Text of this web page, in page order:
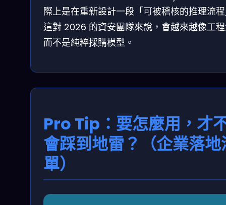
際上是在重新設計一段「可被稽核的推理流
這對 2026 的資安團隊來說，會越來越像工
而不是純粹採購模型。
Pro Tip：要怎麼用，才
會踩到地雷？（企業落地
單）